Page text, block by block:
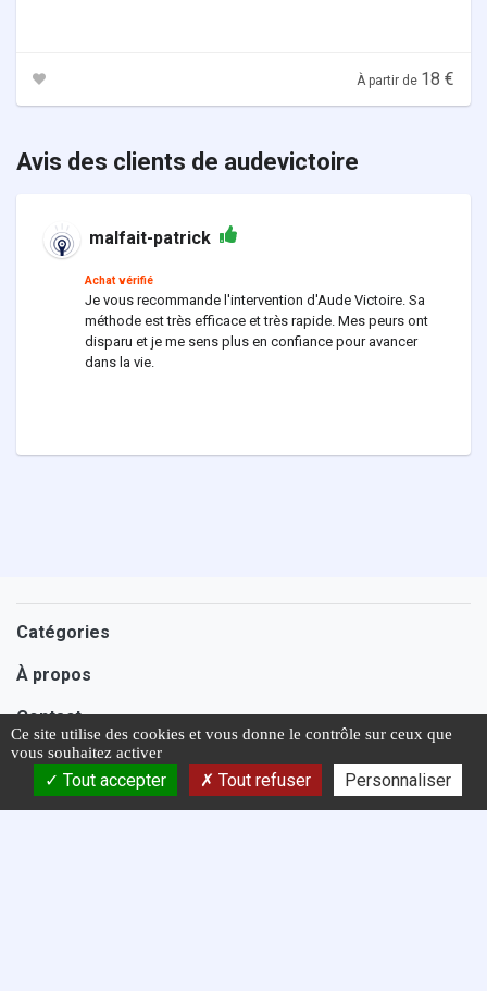
À partir de 18 €
Avis des clients de audevictoire
malfait-patrick
Achat vérifié
Je vous recommande l'intervention d'Aude Victoire. Sa
méthode est très efficace et très rapide. Mes peurs ont
disparu et je me sens plus en confiance pour avancer
dans la vie.
Catégories
À propos
Contact
Assistance 7 jours sur 7
Une question ?
Ce site utilise des cookies et vous donne le contrôle sur ceux que
vous souhaitez activer
Tout accepter Tout refuser Personnaliser